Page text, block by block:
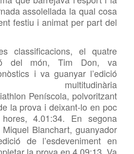
assolellada la qual cosa
festiu i animat per part del
classificacions, el quatre
del món, Tim Don, va
i va guanyar l’edició
Peníscola, polvoritzant
la prova i deixant-lo en poc
4.01:34. En segona
Blanchart, guanyador
de l’esdeveniment en